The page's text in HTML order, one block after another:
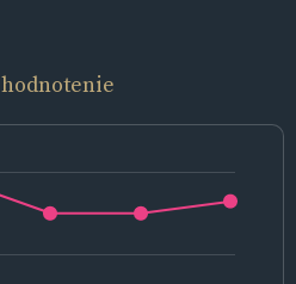
hodnotenie